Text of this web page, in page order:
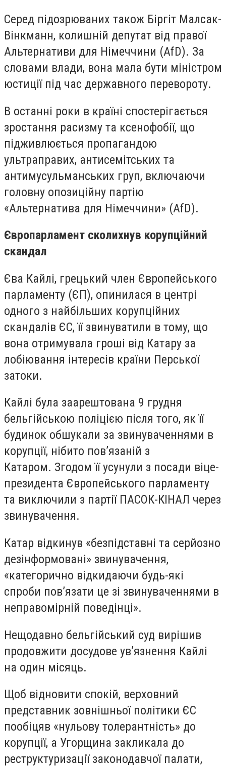
Серед підозрюваних також Біргіт Малсак-
Вінкманн, колишній депутат від правої
Альтернативи для Німеччини (AfD). За
словами влади, вона мала бути міністром
юстиції під час державного перевороту.
В останні роки в країні спостерігається
зростання расизму та ксенофобії, що
підживлюється пропагандою
ультраправих, антисемітських та
антимусульманських груп, включаючи
головну опозиційну партію
«Альтернатива для Німеччини» (AfD).
Європарламент сколихнув корупційний
скандал
Єва Кайлі, грецький член Європейського
парламенту (ЄП), опинилася в центрі
одного з найбільших корупційних
скандалів ЄС, її звинуватили в тому, що
вона отримувала гроші від Катару за
лобіювання інтересів країни Перської
затоки.
Кайлі була заарештована 9 грудня
бельгійською поліцією після того, як її
будинок обшукали за звинуваченнями в
корупції, нібито пов’язаній з
Катаром. Згодом її усунули з посади віце-
президента Європейського парламенту
та виключили з партії ПАСОК-КІНАЛ через
звинувачення.
Катар відкинув «безпідставні та серйозно
дезінформовані» звинувачення,
«категорично відкидаючи будь-які
спроби пов’язати це зі звинуваченнями в
неправомірній поведінці».
Нещодавно бельгійський суд вирішив
продовжити досудове ув’язнення Кайлі
на один місяць.
Щоб відновити спокій, верховний
представник зовнішньої політики ЄС
пообіцяв «нульову толерантність» до
корупції, а Угорщина закликала до
реструктуризації законодавчої палати,